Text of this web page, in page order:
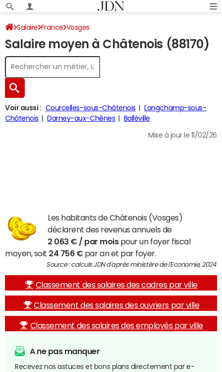
Salaire France Vosges
Salaire moyen à Châtenois (88170)
Voir aussi : Courcelles-sous-Châtenois
Longchamp-sous-
Châtenois
Darney-aux-Chênes Balléville
Mise à jour le 11/02/26
Les habitants de Châtenois (Vosges)
déclarent des revenus annuels de
2 063 € / par moispour un foyer fiscal
moyen, soit 24 756 € par an et par foyer.
Source : calculs JDN d'après ministère de l'Economie, 2024
Classement des salaires des cadres par ville
Classement des salaires des ouvriers par ville
Classement des salaires des employés par ville
A ne pas manquer
Recevez nos astuces et bons plans directement par e-